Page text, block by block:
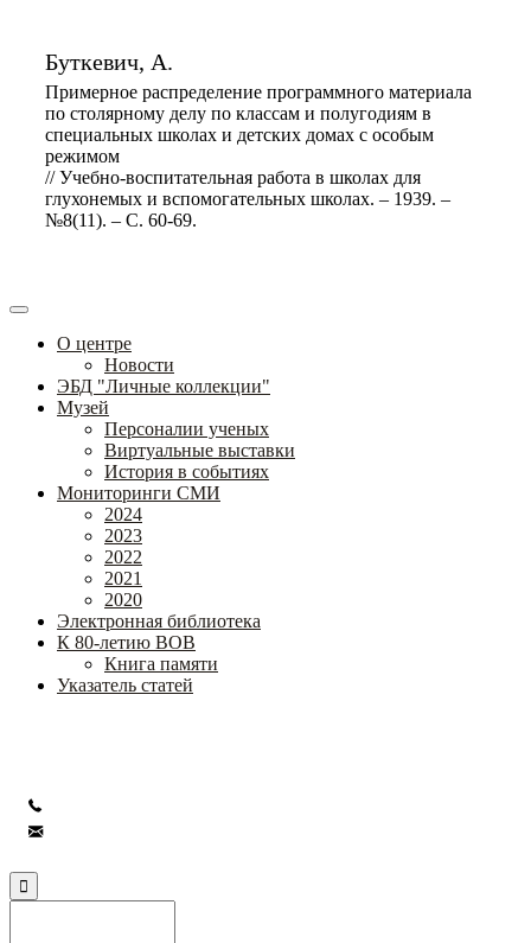
Буткевич, А.
Примерное распределение программного материала
по столярному делу по классам и полугодиям в
специальных школах и детских домах с особым
режимом
// Учебно-воспитательная работа в школах для
глухонемых и вспомогательных школах. – 1939. –
№8(11). – С. 60-69.
О центре
Новости
ЭБД "Личные коллекции"
Музей
Персоналии ученых
Виртуальные выставки
История в событиях
Мониторинги СМИ
2024
2023
2022
2021
2020
Электронная библиотека
К 80-летию ВОВ
Книга памяти
Указатель статей
